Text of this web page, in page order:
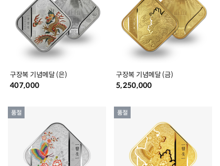
구장복 기념메달 (은)
407,000
구장복 기념메달 (금)
5,250,000